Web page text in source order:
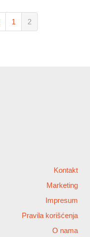
1 2
Kontakt
Marketing
Impresum
Pravila korišćenja
O nama